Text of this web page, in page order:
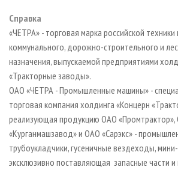
Справка
«ЧЕТРА» - торговая марка российской
коммунального, дорожно-строительного и
назначения, выпускаемой предприятиями
«Тракторные заводы».
ОАО «ЧЕТРА - Промышленные машины» -
торговая компания холдинга «Концерн
реализующая продукцию ОАО
«Курганмашзавод» и ОАО «Сарэкс» -
трубоукладчики, гусеничные вездеходы,
эксклюзивно поставляющая запасные части